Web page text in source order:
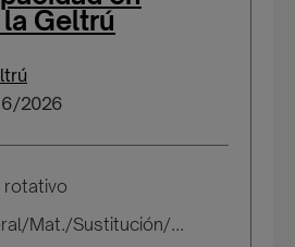
Geltrú
2026
rotativo
Mat./Sustitución/...